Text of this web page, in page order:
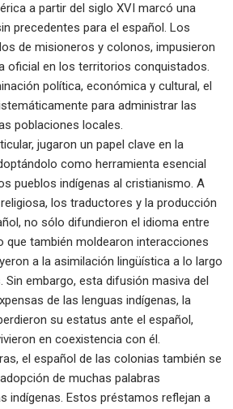
a partir del siglo XVI marcó una
precedentes para el español. Los
de misioneros y colonos, impusieron
oficial en los territorios conquistados.
política, económica y cultural, el
para administrar las
poblaciones locales.
jugaron un papel clave en la
como herramienta esencial
pueblos indígenas al cristianismo. A
los traductores y la producción
no sólo difundieron el idioma entre
que también moldearon interacciones
a la asimilación lingüística a lo largo
Sin embargo, esta difusión masiva del
de las lenguas indígenas, la
su estatus ante el español,
en coexistencia con él.
el español de las colonias también se
de muchas palabras
indígenas. Estos préstamos reflejan a